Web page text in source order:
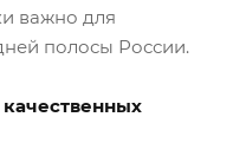
важно для
полосы России.